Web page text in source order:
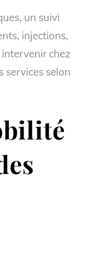
un suivi
injections,
chez
services selon